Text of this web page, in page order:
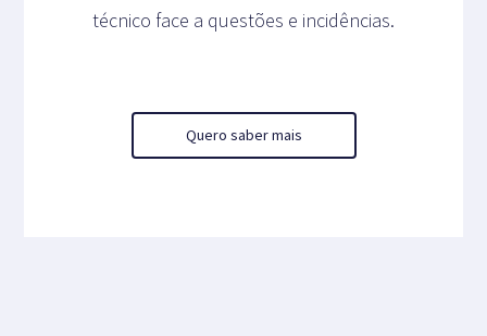
técnico face a questões e incidências.
Quero saber mais